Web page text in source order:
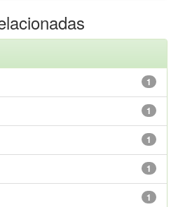
1
1
1
1
1